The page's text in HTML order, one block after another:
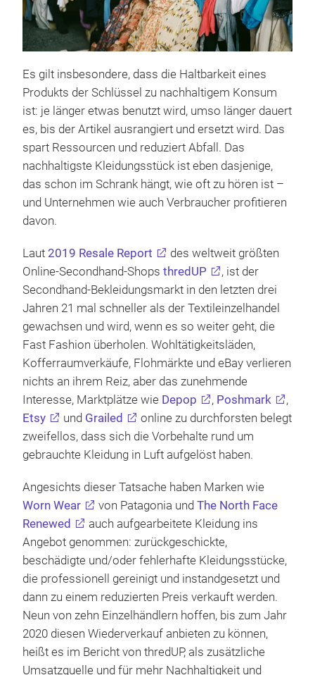
Es gilt insbesondere, dass die Haltbarkeit eines
Produkts der Schlüssel zu nachhaltigem Konsum
ist: je länger etwas benutzt wird, umso länger dauert
es, bis der Artikel ausrangiert und ersetzt wird. Das
spart Ressourcen und reduziert Abfall. Das
nachhaltigste Kleidungsstück ist eben dasjenige,
das schon im Schrank hängt, wie oft zu hören ist –
und Unternehmen wie auch Verbraucher profitieren
davon.
Laut 2019 Resale Report
des weltweit größten
Online-Secondhand-Shops thredUP
, ist der
Secondhand-Bekleidungsmarkt in den letzten drei
Jahren 21 mal schneller als der Textileinzelhandel
gewachsen und wird, wenn es so weiter geht, die
Fast Fashion überholen. Wohltätigkeitsläden,
Kofferraumverkäufe, Flohmärkte und eBay verlieren
nichts an ihrem Reiz, aber das zunehmende
Interesse, Marktplätze wie Depop , Poshmark
,
Etsy
und Grailed
online zu durchforsten belegt
zweifellos, dass sich die Vorbehalte rund um
gebrauchte Kleidung in Luft aufgelöst haben.
Angesichts dieser Tatsache haben Marken wie
Worn Wear
von Patagonia und The North Face
Renewed
auch aufgearbeitete Kleidung ins
Angebot genommen: zurückgeschickte,
beschädigte und/oder fehlerhafte Kleidungsstücke,
die professionell gereinigt und instandgesetzt und
dann zu einem reduzierten Preis verkauft werden.
Neun von zehn Einzelhändlern hoffen, bis zum Jahr
2020 diesen Wiederverkauf anbieten zu können,
heißt es im Bericht von thredUP, als zusätzliche
Umsatzquelle und für mehr Nachhaltigkeit und